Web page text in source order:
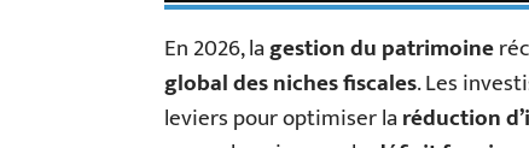
En 2026, lagestion du patrimoine
global des niches fiscales. Les
leviers pour optimiser laréduction